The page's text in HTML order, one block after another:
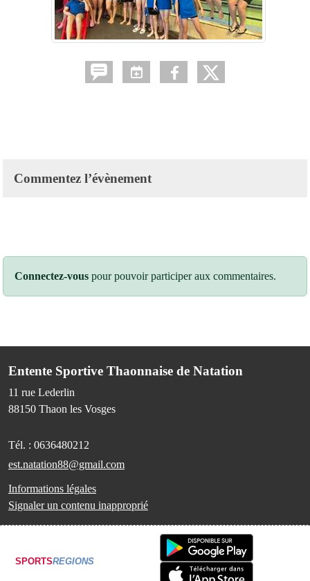
Commentez l’évènement
Connectez-vous pour pouvoir participer aux commentaires.
Entente Sportive Thaonnaise de Natation
11 rue Lederlin
88150 Thaon les Vosges
Tél. : 0636480212
est.natation88@gmail.com
Informations légales
Signaler un contenu inapproprié
SPORTSREGIONS